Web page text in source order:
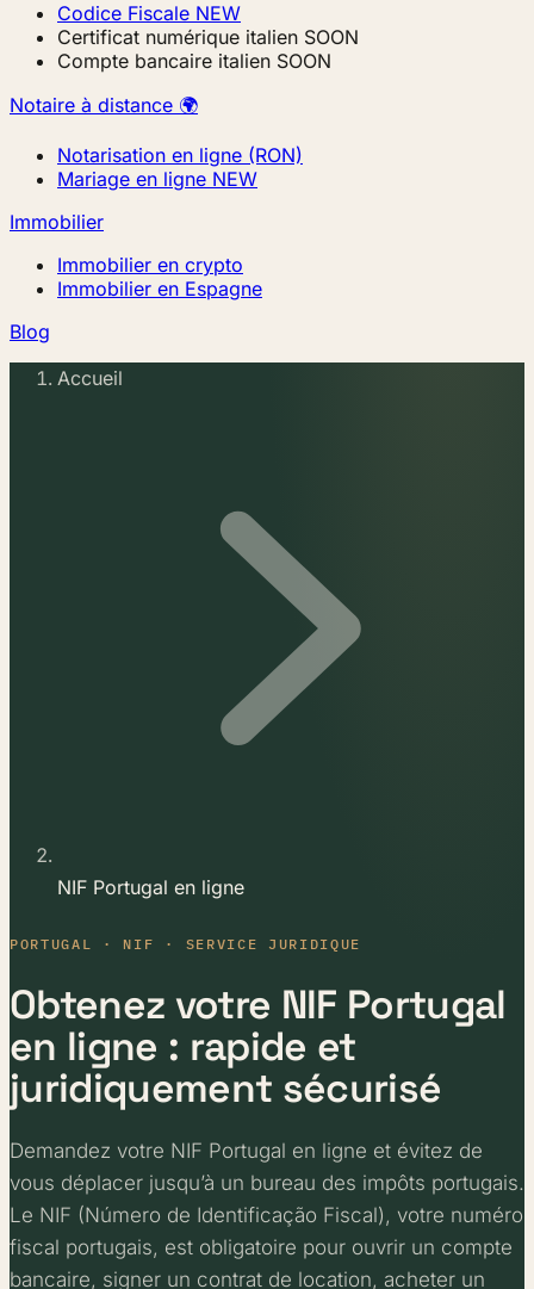
Codice Fiscale NEW
Certificat numérique italien SOON
Compte bancaire italien SOON
Notaire à distance 🌍
Notarisation en ligne (RON)
Mariage en ligne NEW
Immobilier
Immobilier en crypto
Immobilier en Espagne
Blog
Accueil
NIF Portugal en ligne
PORTUGAL · NIF · SERVICE JURIDIQUE
Obtenez votre NIF Portugal
en ligne : rapide et
juridiquement sécurisé
Demandez votre NIF Portugal en ligne et évitez de
vous déplacer jusqu’à un bureau des impôts portugais.
Le NIF (Número de Identificação Fiscal), votre numéro
fiscal portugais, est obligatoire pour ouvrir un compte
bancaire, signer un contrat de location, acheter un